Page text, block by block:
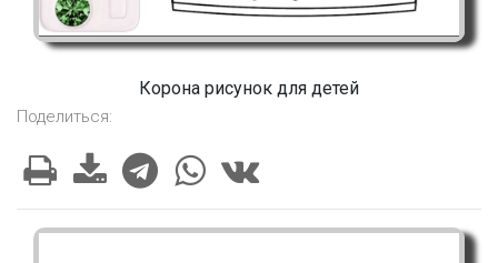
Корона рисунок для детей
Поделиться: